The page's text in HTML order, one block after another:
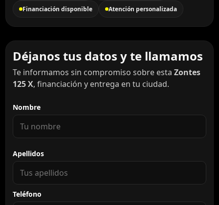
Financiación disponible Atención personalizada
Déjanos tus datos y te llamamos
Te informamos sin compromiso sobre esta Zontes
125 X, financiación y entrega en tu ciudad.
Nombre
Apellidos
Teléfono